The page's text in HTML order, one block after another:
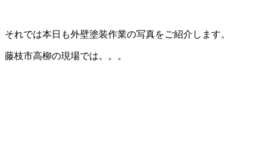
それでは本日も外壁塗装作業の写真をご紹介します。
藤枝市高柳の現場では。。。